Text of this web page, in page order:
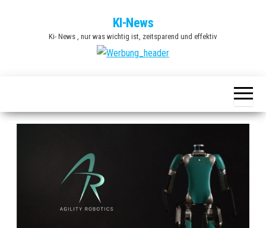
KI-News
Ki- News , nur was wichtig ist, zeitsparend und effektiv